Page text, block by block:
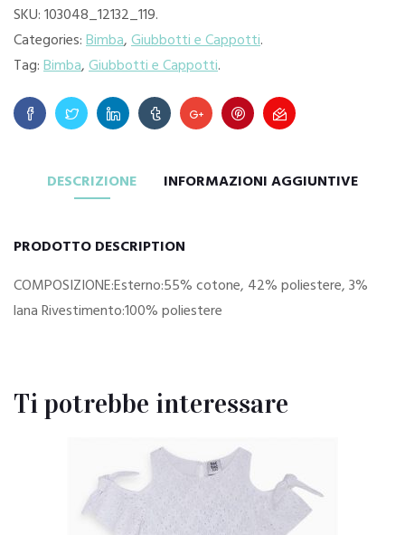
SKU:103048_12132_119.
Categories:Bimba,Giubbotti e Cappotti.
Tag:Bimba,Giubbotti e Cappotti.
DESCRIZIONE INFORMAZIONI AGGIUNTIVE
PRODOTTO DESCRIPTION
COMPOSIZIONE:Esterno:55% cotone, 42% poliestere, 3%
lana Rivestimento:100% poliestere
Ti potrebbe interessare